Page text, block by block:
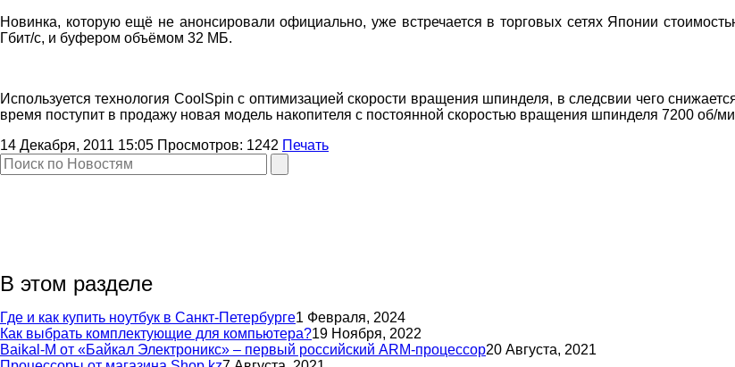
Новинка, которую ещё не анонсировали официально, уже встречается в торговых сетях Японии
Гбит/с, и буфером объёмом 32 МБ.
Используется технология CoolSpin с оптимизацией скорости вращения шпинделя, в следсвии чего
время поступит в продажу новая модель накопителя с постоянной скоростью вращения шпинделя 7200 об/
14 Декабря, 2011 15:05 Просмотров: 1242 Печать
В этом разделе
Где и как купить ноутбук в Санкт-Петербурге1 Февраля, 2024
Как выбрать комплектующие для компьютера?19 Ноября, 2022
Baikal-M от «Байкал Электроникс» – первый российский ARM-процессор20 Августа, 2021